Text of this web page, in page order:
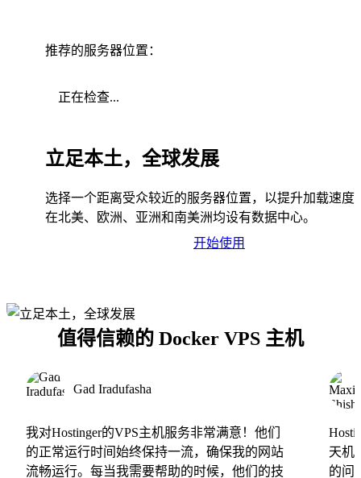
推荐的服务器位置：
正在检查...
立足本土，全球发展
选择一个距离受众较近的服务器位置，以提升加载速度
在北美、欧洲、亚洲和南美洲均设有数据中心。
开始使用
值得信赖的 Docker VPS 主机
Gad Iradufasha
我对Hostinger的VPS主机服务非常满意！他们
的正常运行时间始终保持一流，确保我的网站
流畅运行。每当我需要帮助的时候，他们的技
天机
的问